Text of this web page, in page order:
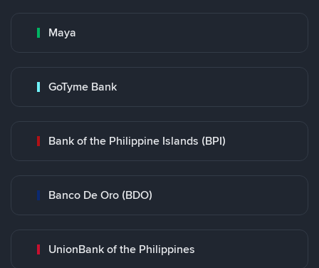
Maya
GoTyme Bank
Bank of the Philippine Islands (BPI)
Banco De Oro (BDO)
UnionBank of the Philippines